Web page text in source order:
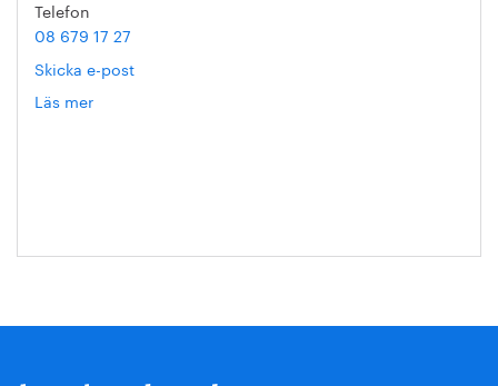
Telefon
08 679 17 27
Skicka e-post
Läs mer